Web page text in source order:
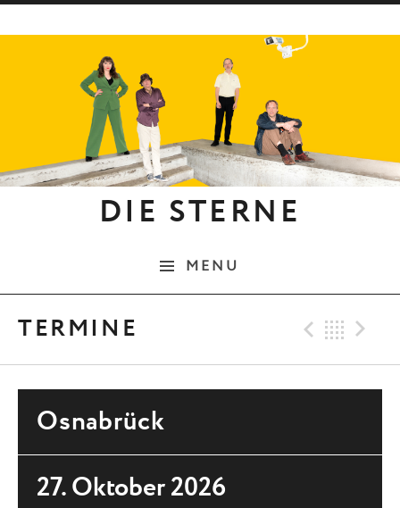
DIE STERNE
MENU
TERMINE
Osnabrück
27. Oktober 2026